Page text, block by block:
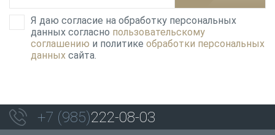
Я даю согласие на обработку персональных
данных согласно пользовательскому
соглашению и политике обработки персональных
данных сайта.
+7 (985)222-08-03